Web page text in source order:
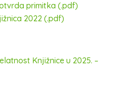
primitka (.pdf)
2022 (.pdf)
Knjižnice u 2025. –